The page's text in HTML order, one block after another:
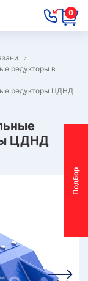
0
П
о
д
б
о
р
м
о
т
о
р
-
р
е
д
у
к
т
о
р
редукторы в
редукторы ЦДНД
ЦДНД